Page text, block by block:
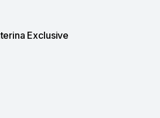
Exclusive